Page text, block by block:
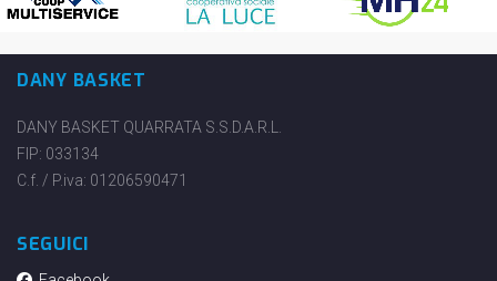
DANY BASKET
DANY BASKET QUARRATA S.S.D.A.R.L.
FIP: 033134
C.f. / P.iva: 01206590471
SEGUICI